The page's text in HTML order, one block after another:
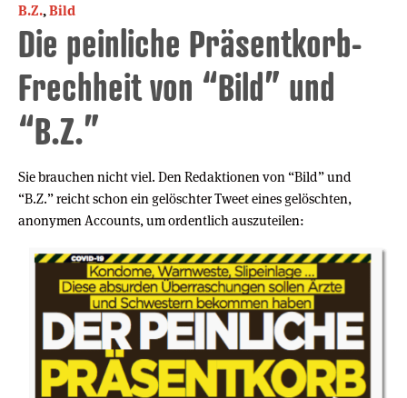
B.Z.,Bild
Die peinliche Präsentkorb-
Frechheit von “Bild” und
“B.Z.”
Sie brauchen nicht viel. Den Redaktionen von “Bild” und
“B.Z.” reicht schon ein gelöschter Tweet eines gelöschten,
anonymen Accounts, um ordentlich auszuteilen: